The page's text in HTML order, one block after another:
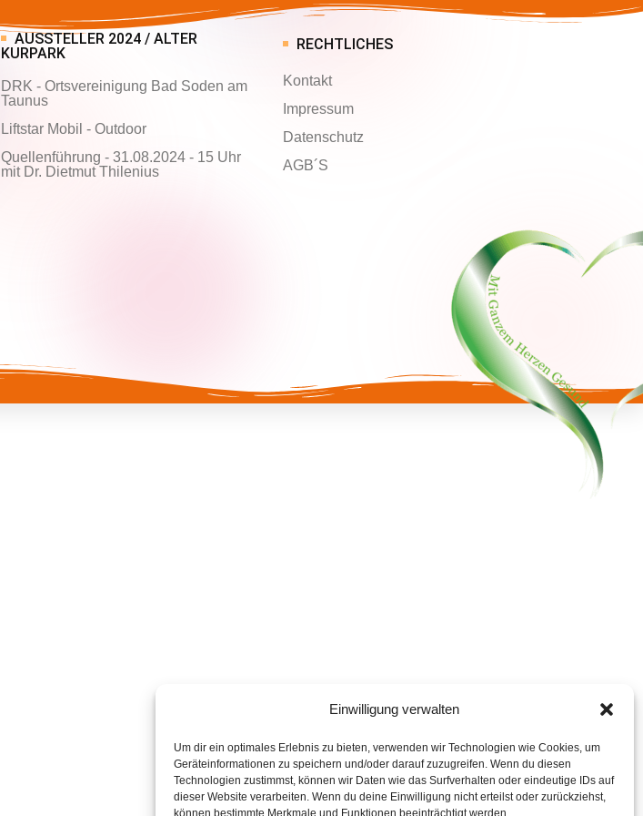
Einwilligung verwalten
Um dir ein optimales Erlebnis zu bieten, verwenden wir Technologien wie Cookies, um
Geräteinformationen zu speichern und/oder darauf zuzugreifen. Wenn du diesen
Technologien zustimmst, können wir Daten wie das Surfverhalten oder eindeutige IDs auf
dieser Website verarbeiten. Wenn du deine Einwilligung nicht erteilst oder zurückziehst,
können bestimmte Merkmale und Funktionen beeinträchtigt werden.
AUSSTELLER 2024 / ALTER
KURPARK
DRK - Ortsvereinigung Bad Soden am
Taunus
Liftstar Mobil - Outdoor
Quellenführung - 31.08.2024 - 15 Uhr
mit Dr. Dietmut Thilenius
RECHTLICHES
Kontakt
Impressum
Datenschutz
AGB´S